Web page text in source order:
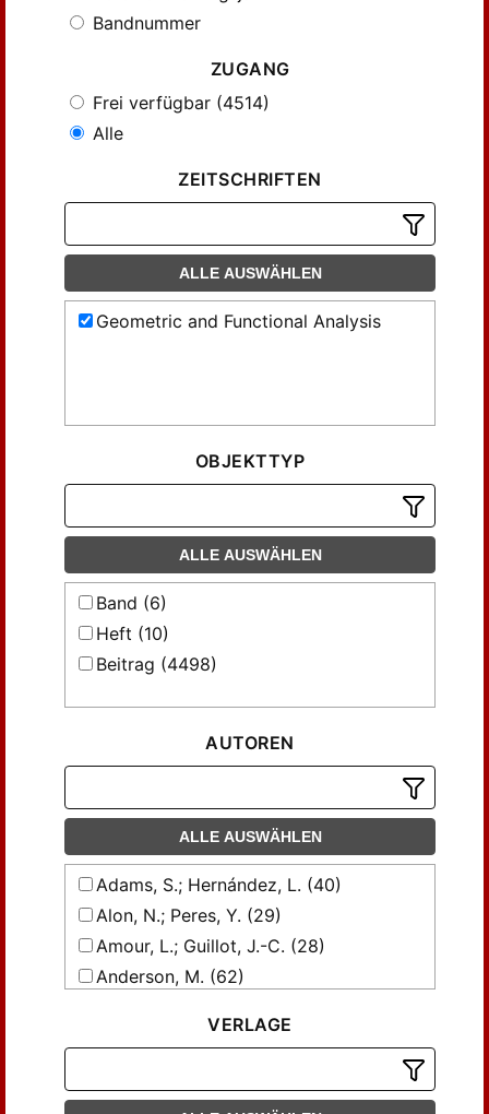
Bandnummer
ZUGANG
Frei verfügbar (4514)
Alle
ZEITSCHRIFTEN
ALLE AUSWÄHLEN
Geometric and Functional Analysis
OBJEKTTYP
ALLE AUSWÄHLEN
Band (6)
Heft (10)
Beitrag (4498)
AUTOREN
ALLE AUSWÄHLEN
Adams, S.; Hernández, L. (40)
Alon, N.; Peres, Y. (29)
Amour, L.; Guillot, J.-C. (28)
Anderson, M. (62)
Besson, G.; Gallot, S.; Courtois, G. (70)
Bezrukavnikov, R. (18)
VERLAGE